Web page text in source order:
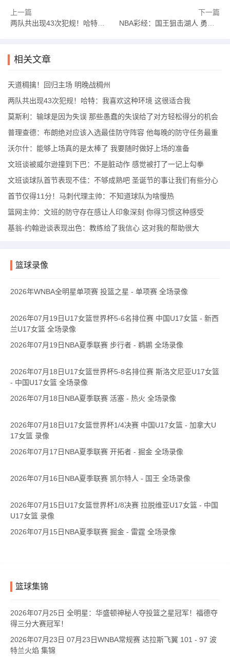
2024-2025赛季CBA常规赛第二十四轮明晚继续开战，福建晋江文旅
的助攻名列联赛第三。本赛季，浙江稠州金租男篮四名外援发挥稳
定：琼斯场均能砍下15.9分7.5篮板2.6助攻，约克场均能得到14.9分
3篮板3.1助攻， 巴斯场均能拿下18分8.6篮板4.1助攻的出色数据，西
蒙斯场均也能攻下17.8分3.9篮板5.6助攻。国内球员方面，浙江稠州
金租男篮人才济济，后卫线上吴前和程帅澎、锋线的陆文博及刘泽
一、内线余嘉豪场均都有着出色的表现。
面对强敌，敢打敢拼，发挥自身的特点，在主场为广大的球迷朋友
上一篇
两队共出现43次犯规！哈特：我喜欢这种环境 这很适合我
下一篇
NBA彩经：国王狙击湖人 勇士射落太阳 76人轻取爵士
相关文章
天道稠擒！回归主场 明晚战稠州
两队共出现43次犯规！哈特：我喜欢这种环境 这很适合我
莫斯利：输球是因为失误 那些愚蠢的失误给了对方轻松得分的机会
普理查德：布朗绝对应该入选最佳防守阵容 他每晚的防守任务最重
沃尔什：能够上场真的是太棒了 我要随时做好上场的准备
文班谈被威尔逊撞到下巴：不是脏动作 感觉被打了一记上勾拳
文班谈球队首节表现不佳：不够成熟吧 圣诞节的事让我们有些分心
首节仅得11分！马刺代理主帅：不知道球队为啥慢热
篮网主帅：文班的防守存在感让人印象深刻 你得习惯这种感受
基翁-约翰逊谈表现出色：教练给了我信心 这对我的帮助很大
篮球录像
2026年WNBA全明星单项赛 投篮之星 - 单项赛 全场录像
2026年07月19日U17女篮世界杯5-6名排位赛 中国U17女篮 - 新西
兰U17女篮 全场录像
2026年07月19日NBA夏季联赛 步行者 - 鹈鹕 全场录像
2026年07月18日U17女篮世界杯5-8名排位赛 斯洛文尼亚U17女篮
- 中国U17女篮 全场录像
2026年07月18日NBA夏季联赛 活塞 - 热火 全场录像
2026年07月18日U17女篮世界杯1/4决赛 中国U17女篮 - 加拿大U
17女篮 录像
2026年07月17日NBA夏季联赛 开拓者 - 掘金 全场录像
2026年07月16日NBA夏季联赛 凯尔特人 - 国王 全场录像
2026年07月15日U17女篮世界杯1/8决赛 拉脱维亚U17女篮 - 中国
U17女篮 录像
2026年07月15日NBA夏季联赛 掘金 - 雷霆 全场录像
篮球集锦
2026年07月25日 全明星：华盛顿神秘人夺投篮之星冠军！福德夺
得三分大赛冠军！
2026年07月23日 07月23日WNBA常规赛 达拉斯飞翼 101 - 97 波
特兰火焰 集锦